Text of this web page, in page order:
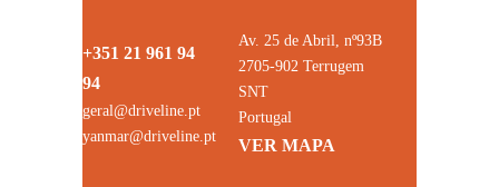
+351 21 961 94
94
geral@driveline.pt
yanmar@driveline.pt
Av. 25 de Abril, nº93B
2705-902 Terrugem
SNT
Portugal
VER MAPA